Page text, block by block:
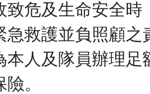
致危及生命安全時
急救護並負照顧之
本人及隊員辦理足
。